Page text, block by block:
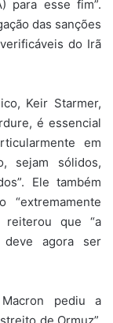
para esse fim”.
das sanções
do Irã
Keir Starmer,
é essencial
em
sejam sólidos,
Ele também
que “a
deve agora ser
pediu a